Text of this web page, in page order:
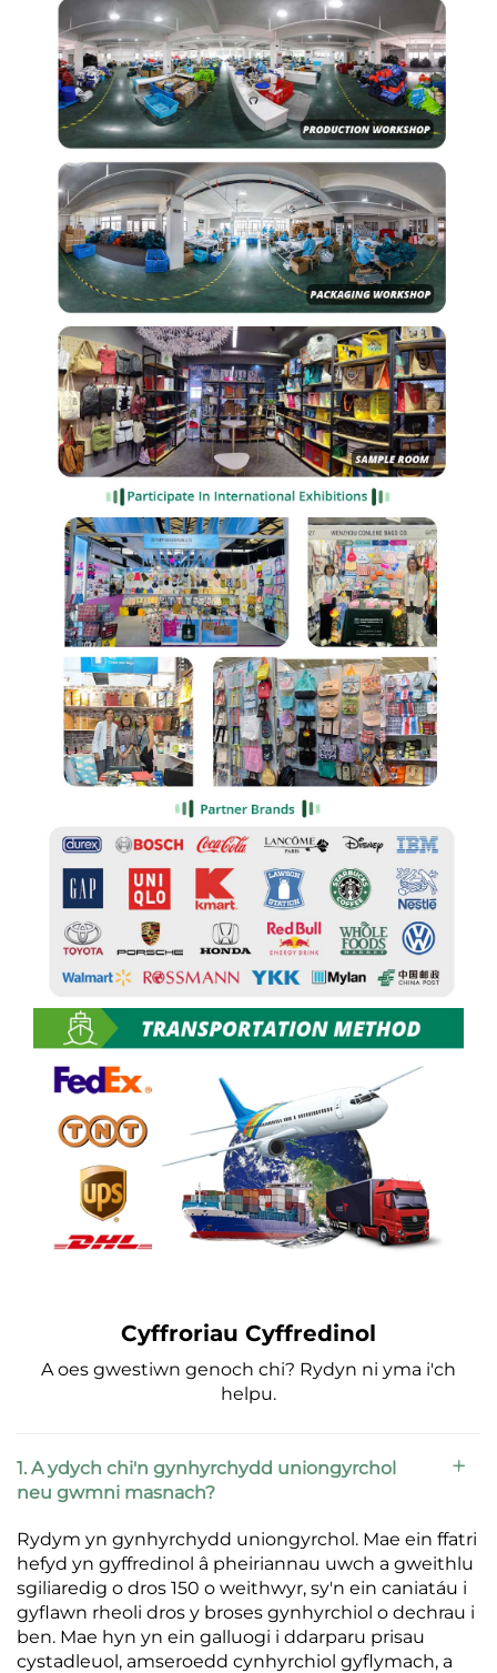
Cyffroriau Cyffredinol
A oes gwestiwn genoch chi? Rydyn ni yma i'ch
helpu.
1. A ydych chi'n gynhyrchydd uniongyrchol
neu gwmni masnach?
Rydym yn gynhyrchydd uniongyrchol. Mae ein ffatri
hefyd yn gyffredinol â pheiriannau uwch a gweithlu
sgiliaredig o dros 150 o weithwyr, sy'n ein caniatáu i
gyflawn rheoli dros y broses gynhyrchiol o dechrau i
ben. Mae hyn yn ein galluogi i ddarparu prisau
cystadleuol, amseroedd cynhyrchiol gyflymach, a